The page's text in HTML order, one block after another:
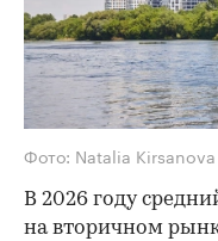
Фото: Natalia
В 2026 году
на вторичном